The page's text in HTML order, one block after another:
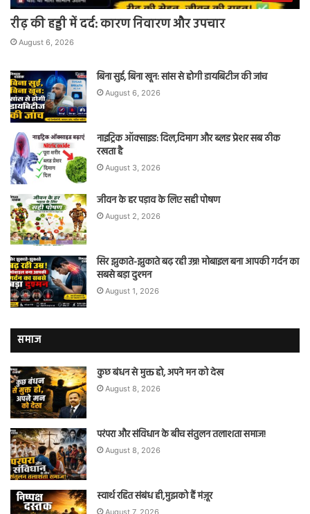
रीढ़ की हड्डी में दर्द: कारण निवारण और उपचार
August 6, 2026
बिना सुई, बिना खून: सांस से होगी डायबिटीज की जांच
August 6, 2026
नाइट्रिक ऑक्साइड: दिल,दिमाग और ब्लड प्रेशर सब ठीक
रखता है
August 3, 2026
जीवन के हर पड़ाव के लिए सही पोषण
August 2, 2026
सिर झुकाते-झुकाते बढ़ रही उम्र! मोबाइल बना आपकी गर्दन का
सबसे बड़ा दुश्मन
August 1, 2026
समाज
कुछ बंधन से मुक्त हो, अपने मन को देख
August 8, 2026
परंपरा और संविधान के बीच संतुलन तलाशता समाज!
August 8, 2026
स्वार्थ रहित संबंध ही,मुझको हैं मंज़ूर
August 7, 2026